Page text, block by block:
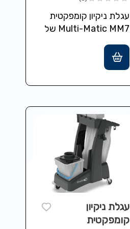
NUMATIC
עגלת ניקיון קומפקטית
Multi-Matic MM7 של
מערכת שטיפה מדודה
עגלת ניקיון
קומפקטית